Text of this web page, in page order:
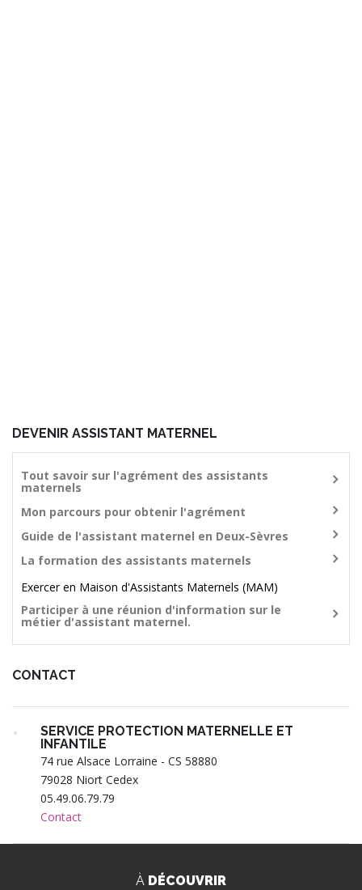
DEVENIR ASSISTANT MATERNEL
Tout savoir sur l'agrément des assistants
maternels
Mon parcours pour obtenir l'agrément
Guide de l'assistant maternel en Deux-Sèvres
La formation des assistants maternels
Exercer en Maison d'Assistants Maternels (MAM)
Participer à une réunion d'information sur le
métier d'assistant maternel.
CONTACT
SERVICE PROTECTION MATERNELLE ET
INFANTILE
74 rue Alsace Lorraine - CS 58880
79028 Niort Cedex
05.49.06.79.79
Contact
À DÉCOUVRIR